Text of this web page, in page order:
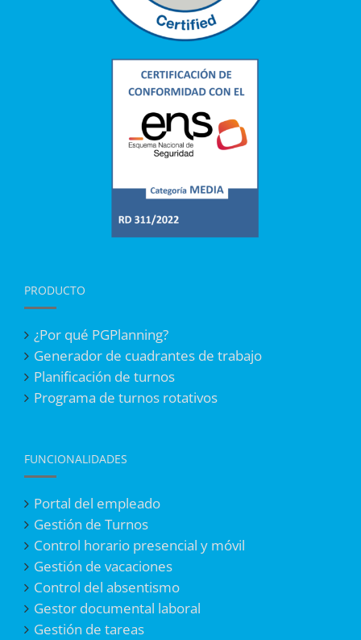
PRODUCTO
¿Por qué PGPlanning?
Generador de cuadrantes de trabajo
Planificación de turnos
Programa de turnos rotativos
FUNCIONALIDADES
Portal del empleado
Gestión de Turnos
Control horario presencial y móvil
Gestión de vacaciones
Control del absentismo
Gestor documental laboral
Gestión de tareas